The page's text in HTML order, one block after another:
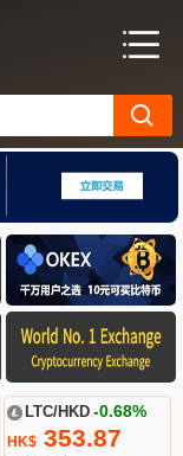
LTC/HKD -0.68%
HK$353.87